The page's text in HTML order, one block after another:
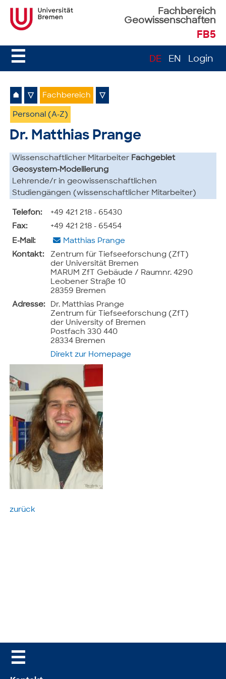
Fachbereich
Geowissenschaften
FB5
☰ DE EN Login
⌂ ▽ Fachbereich ▽
Personal (A-Z)
Dr. Matthias Prange
Wissenschaftlicher Mitarbeiter Fachgebiet
Geosystem-Modellierung
Lehrende/r in geowissenschaftlichen
Studiengängen (wissenschaftlicher Mitarbeiter)
Telefon:
+49 421 218 - 65430
Fax:
+49 421 218 - 65454
E-Mail:
Matthias Prange
Kontakt:
Zentrum für Tiefseeforschung (ZfT)
der Universität Bremen
MARUM ZfT Gebäude / Raumnr. 4290
Leobener Straße 10
28359 Bremen
Adresse:
Dr. Matthias Prange
Zentrum für Tiefseeforschung (ZfT)
der University of Bremen
Postfach 330 440
28334 Bremen
Direkt zur Homepage
zurück
☰